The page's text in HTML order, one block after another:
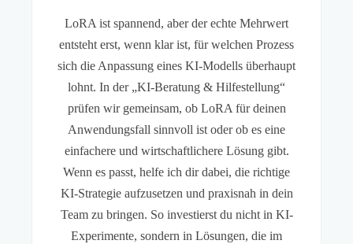
LoRA ist spannend, aber der echte Mehrwert
entsteht erst, wenn klar ist, für welchen Prozess
sich die Anpassung eines KI-Modells überhaupt
lohnt. In der „KI-Beratung & Hilfestellung“
prüfen wir gemeinsam, ob LoRA für deinen
Anwendungsfall sinnvoll ist oder ob es eine
einfachere und wirtschaftlichere Lösung gibt.
Wenn es passt, helfe ich dir dabei, die richtige
KI-Strategie aufzusetzen und praxisnah in dein
Team zu bringen. So investierst du nicht in KI-
Experimente, sondern in Lösungen, die im